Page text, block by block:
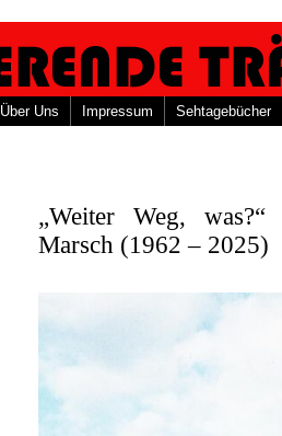
Über Uns Impressum Sehtagebücher
„Weiter Weg,
Marsch (1962 – 2025)